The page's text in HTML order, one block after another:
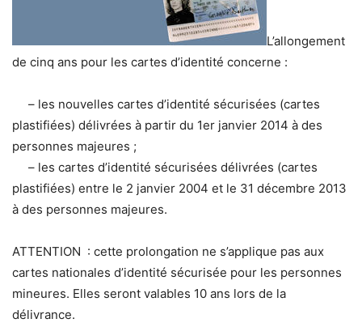
L’allongement
de cinq ans pour les cartes d’identité concerne :
– les nouvelles cartes d’identité sécurisées (cartes
plastifiées) délivrées à partir du 1er janvier 2014 à des
personnes majeures ;
– les cartes d’identité sécurisées délivrées (cartes
plastifiées) entre le 2 janvier 2004 et le 31 décembre 2013
à des personnes majeures.
ATTENTION : cette prolongation ne s’applique pas aux
cartes nationales d’identité sécurisée pour les personnes
mineures. Elles seront valables 10 ans lors de la
délivrance.